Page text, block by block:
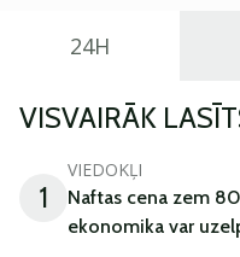
24H
VISVAIRĀK
1
VIEDOKĻI
Naftas cena zem
ekonomika var